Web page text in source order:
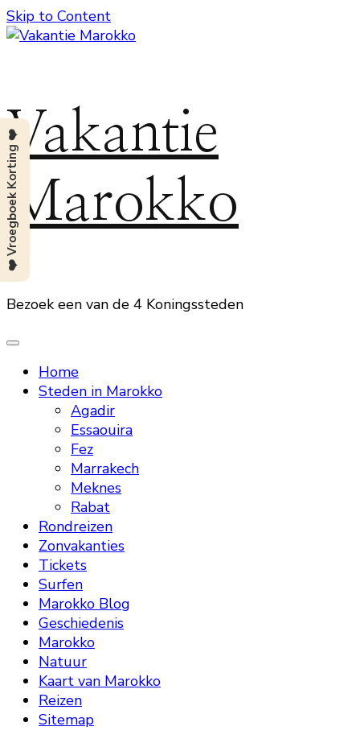
Skip to Content
Vakantie
Marokko
Bezoek een van de 4 Koningssteden
Home
Steden in Marokko
Agadir
Essaouira
Fez
Marrakech
Meknes
Rabat
Rondreizen
Zonvakanties
Tickets
Surfen
Marokko Blog
Geschiedenis
Marokko
Natuur
Kaart van Marokko
Reizen
Sitemap
❤️ Vroegboek Korting ❤️